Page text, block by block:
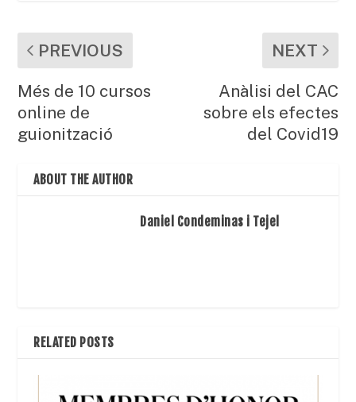
PREVIOUS
Més de 10 cursos
online de
guionització
NEXT
Anàlisi del CAC
sobre els efectes
del Covid19
ABOUT THE AUTHOR
Daniel Condeminas i Tejel
RELATED POSTS